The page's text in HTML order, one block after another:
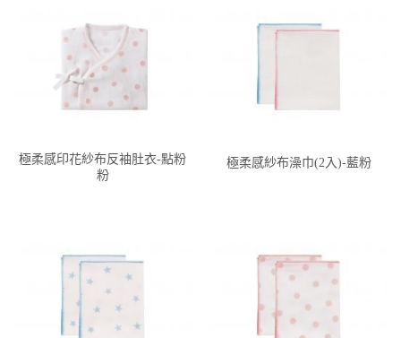
極柔感印花紗布反袖肚衣-點粉
粉
極柔感紗布澡巾(2入)-藍粉